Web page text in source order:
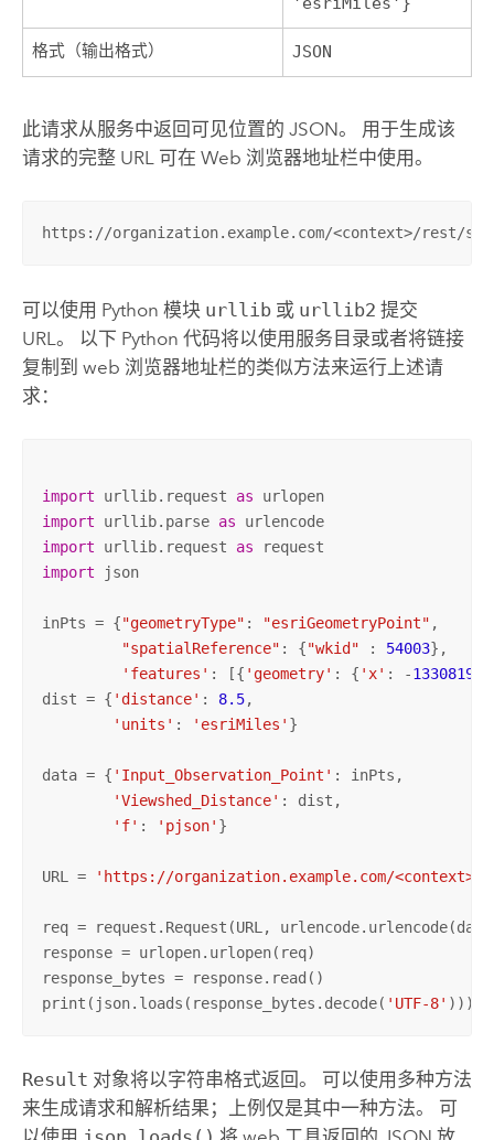
格式（输出格式） JSON
此请求从服务中返回可见位置的 JSON。 用于生成该
请求的完整 URL 可在 Web 浏览器地址栏中使用。
https://organization.example.com/<context>/rest/services/
可以使用 Python 模块 urllib或 urllib2 提交
URL。 以下 Python 代码将以使用服务目录或者将链接
复制到 web 浏览器地址栏的类似方法来运行上述请
求：
import urllib.request as
urlopen
import urllib.parse as
urlencode
import urllib.request as
import json
inPts = {"geometryType" : "esriGeometryPoint" ,
"spatialReference" : {"wkid" : 54003},
'features' : [{ 'geometry' : { 'x' : -
dist = { 'distance' : 8.5,
'units' : 'esriMiles' }
data = { 'Input_Observation_Point' : inPts,
'Viewshed_Distance' : dist,
'f' : 'pjson' }
URL = 'https://organization.example.com/<context>/
req = request.Request(URL,
response = urlopen.urlopen(req)
response_bytes = response.read()
print(json.loads(response_bytes.decode( 'UTF-8' )))
Result 对象将以字符串格式返回。 可以使用多种方法
来生成请求和解析结果；上例仅是其中一种方法。 可